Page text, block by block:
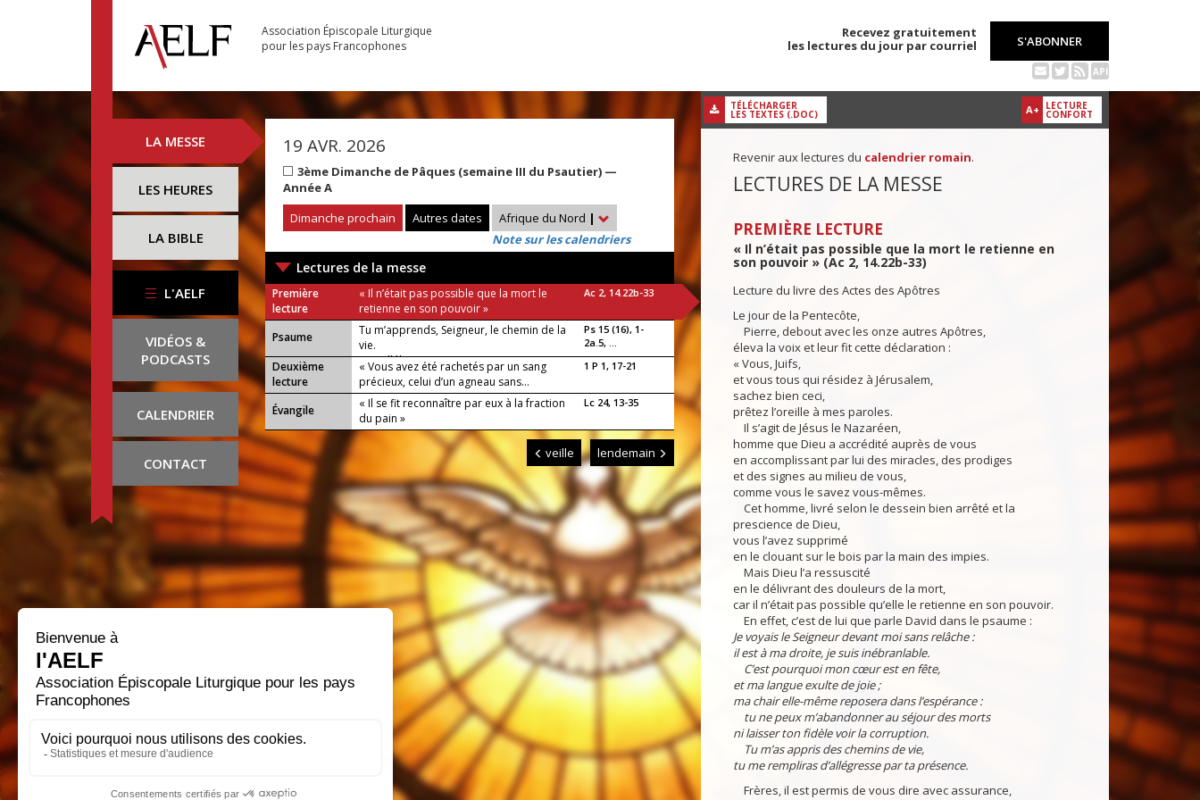
Association Épiscopale Liturgique
pour les pays Francophones
Recevez gratuitement
les lectures du jour par courriel
S'ABONNER
API
LA MESSE
LES HEURES
LA BIBLE
L'AELF
VIDÉOS &
PODCASTS
CALENDRIER
CONTACT
19 AVR. 2026
3ème Dimanche de Pâques (semaine III du Psautier) —
Année A
Dimanche prochain
Autres dates Afrique du Nord |
Note sur les calendriers
Lectures de la messe
Première
lecture
« Il n’était pas possible que la mort le
retienne en son pouvoir »
Ac 2, 14.22b-33
Psaume
Tu m’apprends, Seigneur, le chemin de la
vie.
ou : Alléluia !
Ps 15 (16), 1-
2a.5, ...
Deuxième
lecture
« Vous avez été rachetés par un sang
précieux, celui d’un agneau sans...
1 P 1, 17-21
Évangile
« Il se fit reconnaître par eux à la fraction
du pain »
Lc 24, 13-35
veille lendemain
A+ LECTURE
CONFORT
TÉLÉCHARGER
LES TEXTES (.DOC)
Revenir aux lectures du calendrier romain.
LECTURES DE LA MESSE
PREMIÈRE LECTURE
« Il n’était pas possible que la mort le retienne en
son pouvoir » (Ac 2, 14.22b-33)
Lecture du livre des Actes des Apôtres
Le jour de la Pentecôte,
Pierre, debout avec les onze autres Apôtres,
éleva la voix et leur fit cette déclaration :
« Vous, Juifs,
et vous tous qui résidez à Jérusalem,
sachez bien ceci,
prêtez l’oreille à mes paroles.
Il s’agit de Jésus le Nazaréen,
homme que Dieu a accrédité auprès de vous
en accomplissant par lui des miracles, des prodiges
et des signes au milieu de vous,
comme vous le savez vous-mêmes.
Cet homme, livré selon le dessein bien arrêté et la
prescience de Dieu,
vous l’avez supprimé
en le clouant sur le bois par la main des impies.
Mais Dieu l’a ressuscité
en le délivrant des douleurs de la mort,
car il n’était pas possible qu’elle le retienne en son pouvoir.
En effet, c’est de lui que parle David dans le psaume :
Je voyais le Seigneur devant moi sans relâche :
il est à ma droite, je suis inébranlable.
C’est pourquoi mon cœur est en fête,
et ma langue exulte de joie ;
ma chair elle-même reposera dans l’espérance :
tu ne peux m’abandonner au séjour des morts
ni laisser ton fidèle voir la corruption.
Tu m’as appris des chemins de vie,
tu me rempliras d’allégresse par ta présence.
Frères, il est permis de vous dire avec assurance,